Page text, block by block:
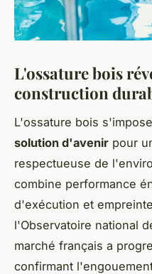
L'ossature bois
construction
L'ossature bois
solution d'avenir pour
respectueuse de
combine performance
d'exécution et
l'Observatoire national
marché français a
confirmant